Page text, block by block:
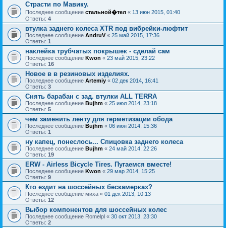
Страсти по Мавику.
Последнее сообщение стальной�тел « 13 июн 2015, 01:40
Ответы: 4
втулка заднего колеса XTR под вибрейки-люфтит
Последнее сообщение AndruV« 25 май 2015, 17:36
Ответы: 1
наклейка трубчатых покрышек - сделай сам
Последнее сообщение Kwon « 23 май 2015, 23:22
Ответы: 16
Новое в в резиновых изделиях.
Последнее сообщение Artemiy « 02 дек 2014, 16:41
Ответы: 3
Снять барабан с зад. втулки ALL TERRA
Последнее сообщение Bujhm « 25 июл 2014, 23:18
Ответы: 5
чем заменить ленту для герметизации обода
Последнее сообщение Bujhm « 06 июн 2014, 15:36
Ответы: 1
ну капец, понеслось... Спицовка заднего колеса
Последнее сообщение Bujhm « 24 май 2014, 22:26
Ответы: 19
ERW - Airless Bicycle Tires. Пугаемся вместе!
Последнее сообщение Kwon « 29 мар 2014, 15:25
Ответы: 9
Кто ездит на шоссейных бескамерках?
Последнее сообщение миха « 01 дек 2013, 10:13
Ответы: 12
Выбор компонентов для шоссейных колес
Последнее сообщение Romelpl « 30 окт 2013, 23:30
Ответы: 2